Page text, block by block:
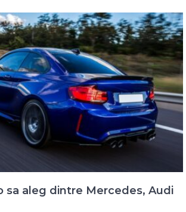
sa aleg dintre Mercedes, Audi